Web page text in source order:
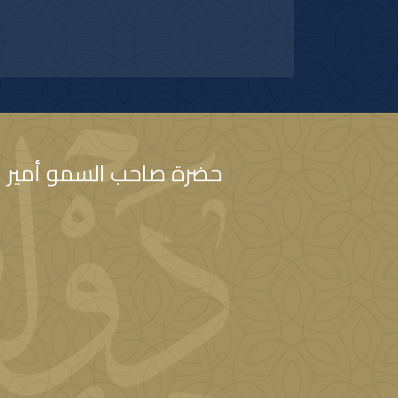
حضرة صاحب السمو أمير